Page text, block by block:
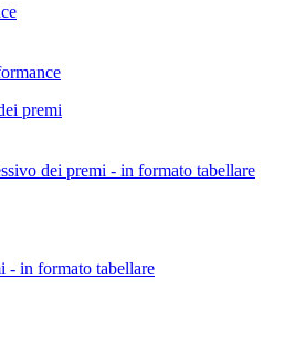
premi
dei premi - in formato tabellare
- in formato tabellare